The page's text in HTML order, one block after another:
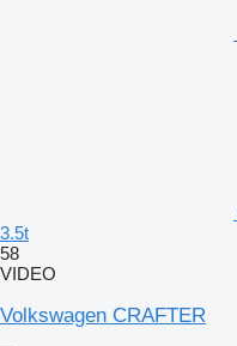
3.5t
58
VIDEO
Volkswagen CRAFTER